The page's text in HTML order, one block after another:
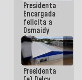
Presidenta
Encargada
felicita a
Osmaidy
Arias y
Giraly
Marcano por
hacer
historia en
Presidenta